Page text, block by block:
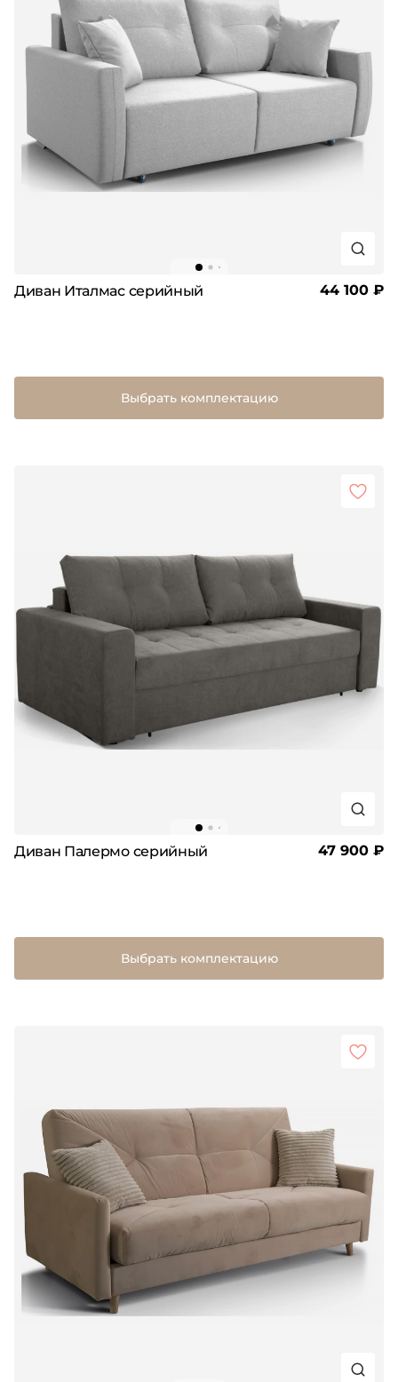
Диван Италмас серийный 44 100 ₽
Выбрать комплектацию
Диван Палермо серийный 47 900 ₽
Выбрать комплектацию